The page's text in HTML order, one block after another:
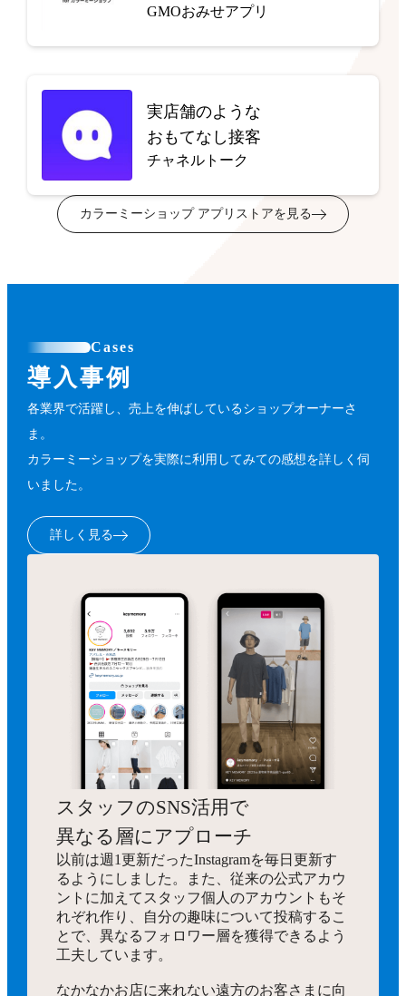
GMOおみせアプリ
実店舗のような
おもてなし接客
チャネルトーク
カラーミーショップ アプリストアを見る
Cases
導入事例
各業界で活躍し、売上を伸ばしているショップオーナーさ
ま。
カラーミーショップを実際に利用してみての感想を詳しく伺
いました。
詳しく見る
スタッフのSNS活用で
異なる層にアプローチ
以前は週1更新だったInstagramを毎日更新す
るようにしました。また、従来の公式アカウ
ントに加えてスタッフ個人のアカウントもそ
れぞれ作り、自分の趣味について投稿するこ
とで、異なるフォロワー層を獲得できるよう
工夫しています。
なかなかお店に来れない遠方のお客さまに向